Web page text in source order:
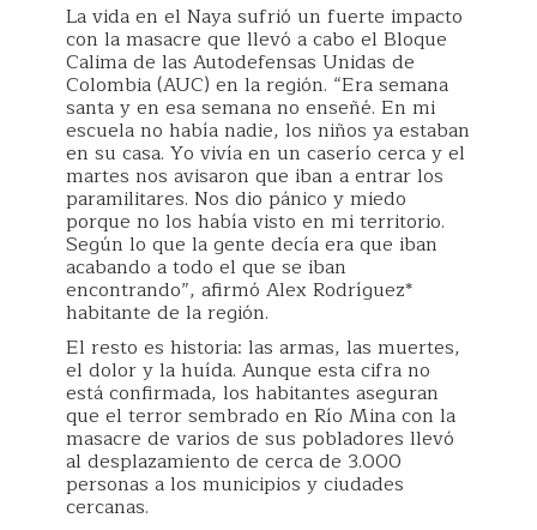
La vida en el Naya sufrió un fuerte impacto
con la masacre que llevó a cabo el Bloque
Calima de las Autodefensas Unidas de
Colombia (AUC) en la región. “Era semana
santa y en esa semana no enseñé. En mi
escuela no había nadie, los niños ya estaban
en su casa. Yo vivía en un caserío cerca y el
martes nos avisaron que iban a entrar los
paramilitares. Nos dio pánico y miedo
porque no los había visto en mi territorio.
Según lo que la gente decía era que iban
acabando a todo el que se iban
encontrando”, afirmó Alex Rodríguez*
habitante de la región.
El resto es historia: las armas, las muertes,
el dolor y la huída. Aunque esta cifra no
está confirmada, los habitantes aseguran
que el terror sembrado en Río Mina con la
masacre de varios de sus pobladores llevó
al desplazamiento de cerca de 3.000
personas a los municipios y ciudades
cercanas.